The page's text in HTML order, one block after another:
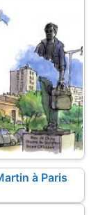
à Paris